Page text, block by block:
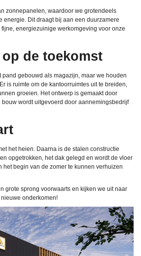
zonnepanelen, waardoor we grotendeels
energie. Dit draagt bij aan een duurzamere
energiezuinige werkomgeving voor onze
de toekomst
pand gebouwd als magazijn, maar we houden
is ruimte om de kantoorruimtes uit te breiden,
groeien. Het ontwerp is gemaakt door
bouw wordt uitgevoerd door aannemingsbedrijf
het heien. Daarna is de stalen constructie
opgetrokken, het dak gelegd en wordt de vloer
het begin van de zomer te kunnen verhuizen
grote sprong voorwaarts en kijken we uit naar
onderkomen!